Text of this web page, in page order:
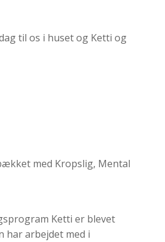
til os i huset og Ketti og
med Kropslig, Mental
Ketti er blevet
har arbejdet med i